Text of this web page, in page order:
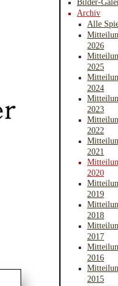
Bilder-
Archiv
Alle
2026
2025
2024
2023
2022
2021
2020
2019
2018
2017
2016
2015